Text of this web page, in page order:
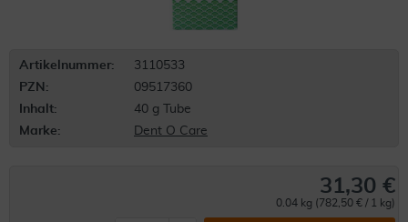
Artikelnummer:
3110533
PZN:
09517360
Inhalt:
40 g Tube
Marke:
Dent O Care
31,30 €
0.04 kg (782,50 € / 1 kg)